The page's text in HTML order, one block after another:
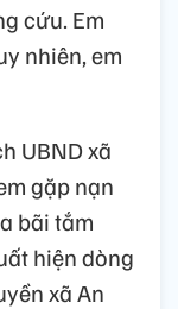
cứu. Em
nhiên, em
UBND xã
gặp nạn
bãi tắm
hiện dòng
xã An